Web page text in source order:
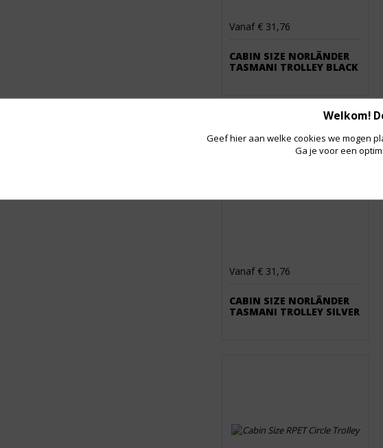
Vanaf € 31,76
CABIN SIZE NORLÄNDER
TASMANI TROLLEY BLACK
Vanaf € 31,76
CABIN SIZE NORLÄNDER
TASMANI TROLLEY SILVER
Welkom!
Geef hier aan welke cookies we mogen
Ga je voor een